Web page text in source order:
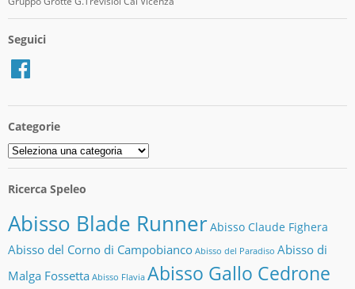
Seguici
Facebook
Categorie
Categorie
Ricerca Speleo
Abisso Blade RunnerAbisso Claude Fighera
Abisso del Corno di Campobianco Abisso del Paradiso Abisso di
Malga Fossetta Abisso Flavia Abisso Gallo Cedrone